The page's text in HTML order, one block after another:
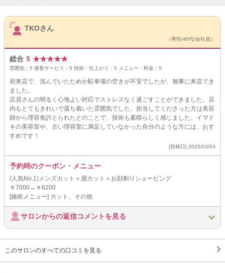
サロンPick Up
TKOさん
（男性/40代/会社員）
総合 5 ★★★★★
雰囲気： 5 接客サービス： 5 技術・仕上がり： 5 メニュー・料金： 5
初来店で、混んでいたためか駐車場の空きが不安でしたが、無事に来店でき
ました。
店員さんの明るく心地よい対応でストレスなく過ごすことができました。店
内もとてもきれいで落ち着いた雰囲気でした。担当してくださった方は美容
師から理容免許とられたとのことで、技術も素晴らしく感じました。イマド
キの美容室や、古い理容室に満足していなかった自分のような方には、おす
すめです！
[投稿日] 2025/03/03
予約時のクーポン・メニュー
(人気No.1)メンズカット＋眉カット＋お顔剃りシェービング
￥7000→￥6200
[施術メニュー] カット、その他
サロンからの返信コメントを見る
このサロンのすべての口コミを見る